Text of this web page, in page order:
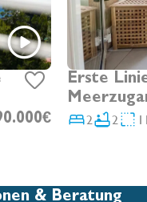
Erste
2
2
& Beratung